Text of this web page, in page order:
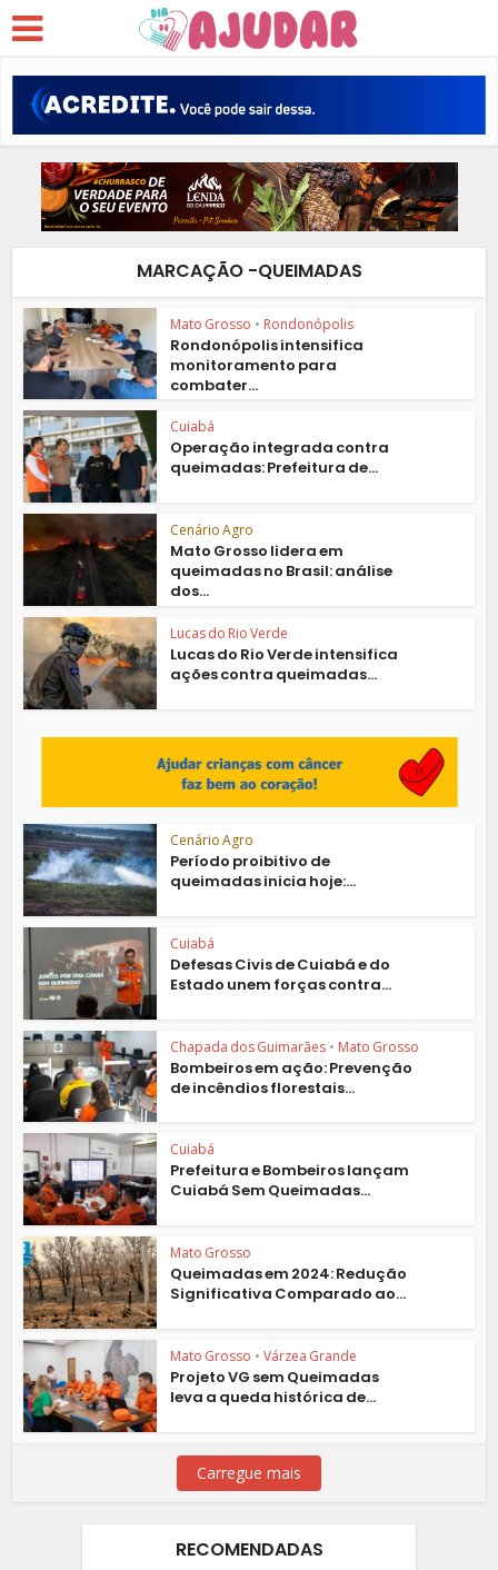
MARCAÇÃO -QUEIMADAS
Mato Grosso • Rondonópolis
Rondonópolis intensifica
monitoramento para
combater...
Cuiabá
Operação integrada contra
queimadas: Prefeitura de...
Cenário Agro
Mato Grosso lidera em
queimadas no Brasil: análise
dos...
Lucas do Rio Verde
Lucas do Rio Verde intensifica
ações contra queimadas...
Cenário Agro
Período proibitivo de
queimadas inicia hoje:...
Cuiabá
Defesas Civis de Cuiabá e do
Estado unem forças contra...
Chapada dos Guimarães • Mato Grosso
Bombeiros em ação: Prevenção
de incêndios florestais...
Cuiabá
Prefeitura e Bombeiros lançam
Cuiabá Sem Queimadas...
Mato Grosso
Queimadas em 2024: Redução
Significativa Comparado ao...
Mato Grosso • Várzea Grande
Projeto VG sem Queimadas
leva a queda histórica de...
Carregue mais
RECOMENDADAS